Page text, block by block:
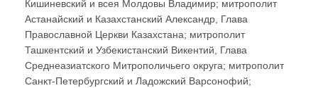
Кишиневский и всея Молдовы Владимир; митрополит
Астанайский и Казахстанский Александр, Глава
Православной Церкви Казахстана; митрополит
Ташкентский и Узбекистанский Викентий, Глава
Среднеазиатского Митрополичьего округа; митрополит
Санкт-Петербургский и Ладожский Варсонофий;